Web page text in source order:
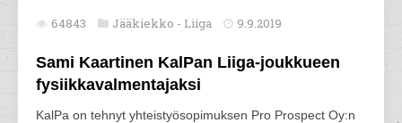
64843 Jääkiekko - Liiga 9.9.2019
Sami Kaartinen KalPan Liiga-joukkueen
fysiikkavalmentajaksi
KalPa on tehnyt yhteistyösopimuksen Pro Prospect Oy:n